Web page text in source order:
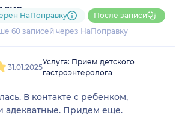
и5 оценок
60 записей через НаПоправку
НаПоправку После записи
31.01.2025
Услуга: Прием детского
гастроэнтеролога
В контакте с ребенком,
адекватные. Придем еще.